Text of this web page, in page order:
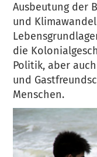
Ausbeutung der
und
die
Politik, aber
und
Menschen.